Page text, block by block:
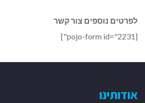
לפרטים נוספים צור קשר
[pojo-form id="2231"]
אודותינו